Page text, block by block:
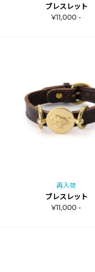
ブレスレット
¥11,000 -
再入荷
ブレスレット
¥11,000 -